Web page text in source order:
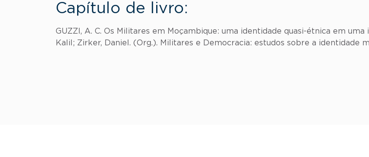
Capítulo de livro:
GUZZI, A. C. Os Militares em Moçambique: uma identidade quasi-étnica em
Kalil; Zirker, Daniel. (Org.). Militares e Democracia: estudos sobre a identidade